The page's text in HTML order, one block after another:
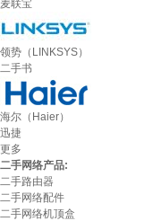
麦联宝
领势（LINKSYS）
二手书
海尔（Haier）
迅捷
更多
二手网络产品:
二手路由器
二手网络配件
二手网络机顶盒